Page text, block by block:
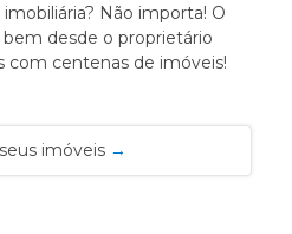
Não importa! O
desde o proprietário
com centenas de imóveis!
seus imóveis →